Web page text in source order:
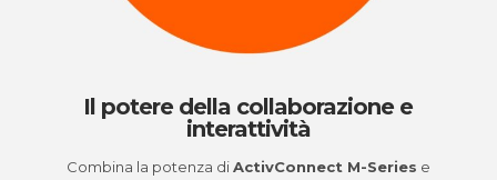
Il potere della collaborazione e
interattività
Combina la potenza diActivConnect M-Series e